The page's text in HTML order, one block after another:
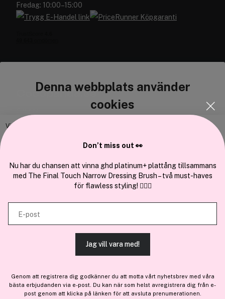
Denna webbplats använder
cookies
Vi använder enhetsidentifierare för att anpassa innehållet och
och annan information från din enhet till de sociala medier och annons-
och analysföretag som vi samarbetar med. Dessa kan i sin tur
kombinera informationen med annan information som du har
tillhandahållit eller som de har samlat in när du har använt deras
tjänster.
TILLÅT ALLA COOKIES
VISA DETALJER
Fredag: 10:00–15:00
Cocopanda.se
En del avBrandsdal Group AS
Don’t miss out 👀
Nu har du chansen att vinna ghd platinum+ plattång tillsammans
med The Final Touch Narrow Dressing Brush – två must-haves
för flawless styling! 💇‍♀️✨
E-post
Jag vill vara med!
Genom att registrera dig godkänner du att motta vårt nyhetsbrev med våra
bästa erbjudanden via e-post. Du kan när som helst avregistrera dig från e-
post genom att klicka på länken för att avsluta prenumerationen.